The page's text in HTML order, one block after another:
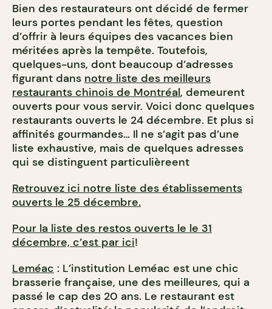
Bien des restaurateurs ont décidé de fermer
leurs portes pendant les fêtes, question
d’offrir à leurs équipes des vacances bien
méritées après la tempête. Toutefois,
quelques-uns, dont beaucoup d’adresses
figurant dans notre liste des meilleurs
restaurants chinois de Montréal, demeurent
ouverts pour vous servir. Voici donc quelques
restaurants ouverts le 24 décembre. Et plus si
affinités gourmandes… Il ne s’agit pas d’une
liste exhaustive, mais de quelques adresses
qui se distinguent particulièreent
Retrouvez ici notre liste des établissements
ouverts le 25 décembre.
Pour la liste des restos ouverts le le 31
décembre, c’est par ici!
Leméac : L’institution Leméac est une chic
brasserie française, une des meilleures, qui a
passé le cap des 20 ans. Le restaurant est